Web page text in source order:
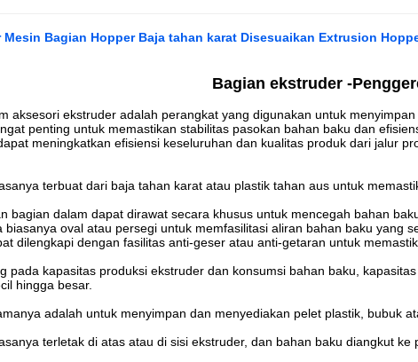
Mesin Bagian Hopper Baja tahan karat Disesuaikan Extrusion
Bagian ekstruder -
aksesori ekstruder adalah perangkat yang digunakan untuk
penting untuk memastikan stabilitas pasokan bahan baku dan
meningkatkan efisiensi keseluruhan dan kualitas produk dari jalur
terbuat dari baja tahan karat atau plastik tahan aus untuk
bagian dalam dapat dirawat secara khusus untuk mencegah bahan
biasanya oval atau persegi untuk memfasilitasi aliran bahan baku yang
dilengkapi dengan fasilitas anti-geser atau anti-getaran untuk
pada kapasitas produksi ekstruder dan konsumsi bahan baku,
hingga besar.
adalah untuk menyimpan dan menyediakan pelet plastik, bubuk
terletak di atas atau di sisi ekstruder, dan bahan baku diangkut